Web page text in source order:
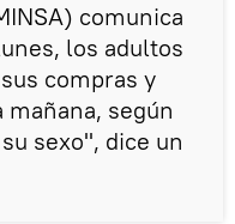
comunica
los adultos
compras y
mañana, según
sexo", dice un